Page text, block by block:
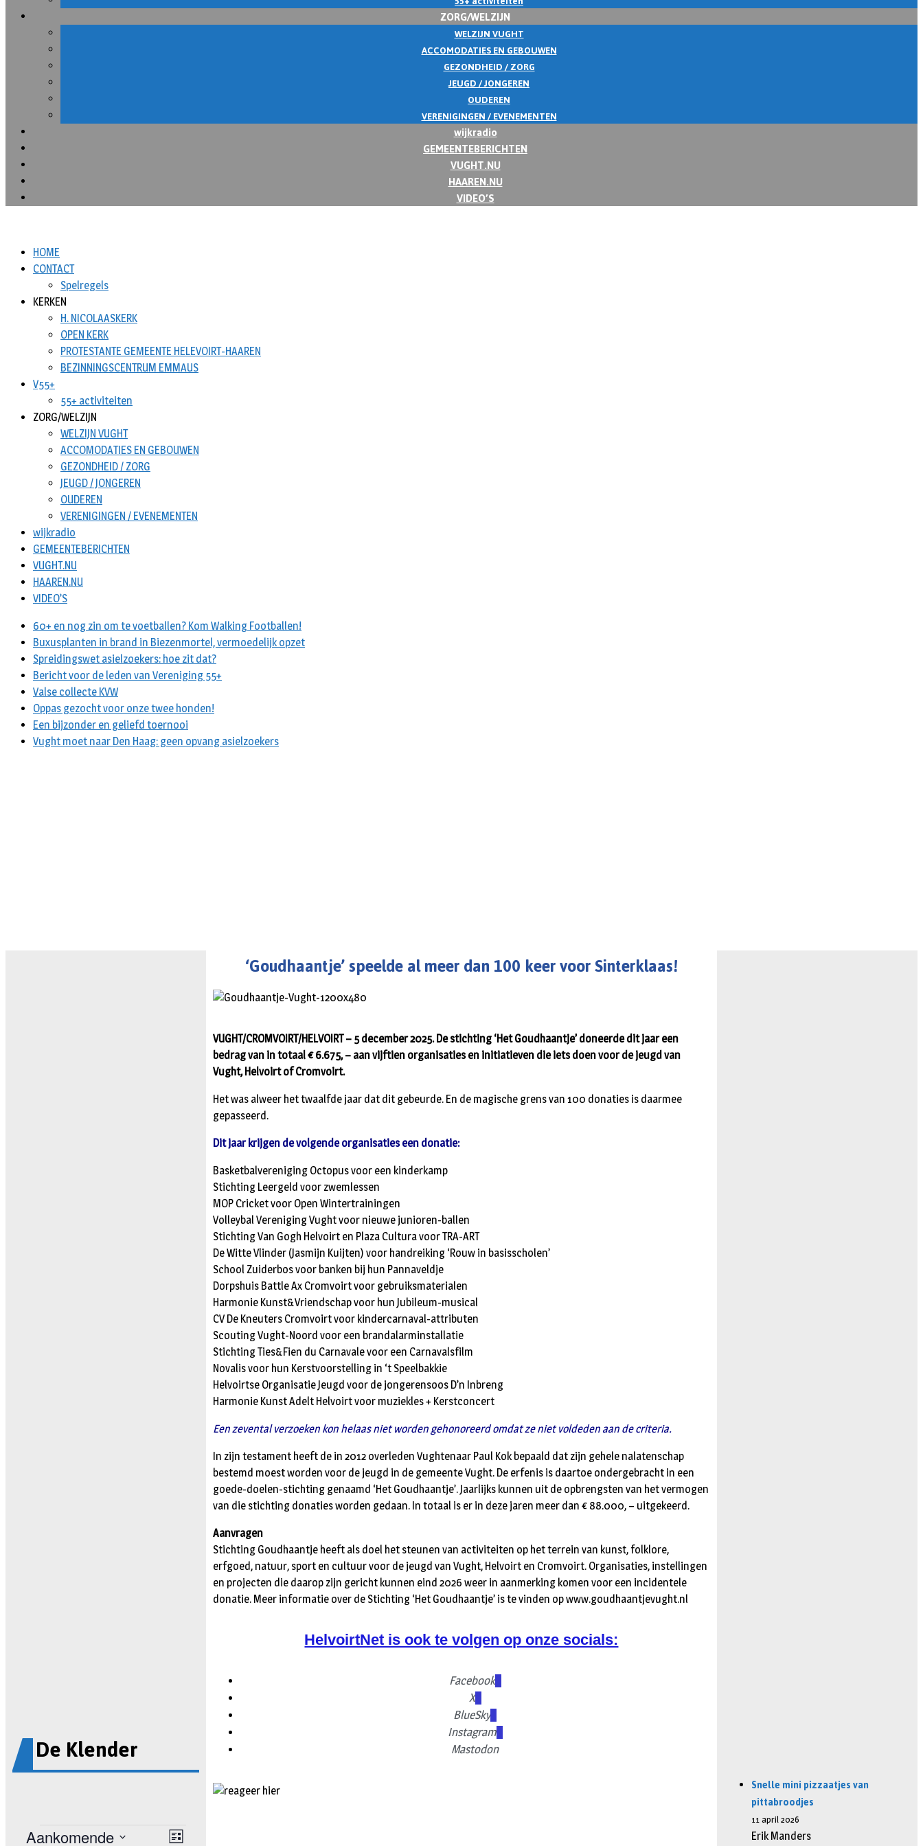
ZORG/WELZIJN
WELZIJN VUGHT
ACCOMODATIES EN GEBOUWEN
GEZONDHEID / ZORG
JEUGD / JONGEREN
OUDEREN
VERENIGINGEN / EVENEMENTEN
wijkradio
GEMEENTEBERICHTEN
VUGHT.NU
HAAREN.NU
VIDEO’S
HOME
CONTACT
Spelregels
KERKEN
H. NICOLAASKERK
OPEN KERK
PROTESTANTE GEMEENTE HELEVOIRT-HAAREN
BEZINNINGSCENTRUM EMMAUS
V55+
55+ activiteiten
ZORG/WELZIJN
WELZIJN VUGHT
ACCOMODATIES EN GEBOUWEN
GEZONDHEID / ZORG
JEUGD / JONGEREN
OUDEREN
VERENIGINGEN / EVENEMENTEN
wijkradio
GEMEENTEBERICHTEN
VUGHT.NU
HAAREN.NU
VIDEO’S
60+ en nog zin om te voetballen? Kom Walking Footballen!
Buxusplanten in brand in Biezenmortel, vermoedelijk opzet
Spreidingswet asielzoekers: hoe zit dat?
Bericht voor de leden van Vereniging 55+
Valse collecte KVW
Oppas gezocht voor onze twee honden!
Een bijzonder en geliefd toernooi
Vught moet naar Den Haag: geen opvang asielzoekers
De Klender
‘Goudhaantje’ speelde al meer dan 100 keer voor Sinterklaas!
VUGHT/CROMVOIRT/HELVOIRT – 5 december 2025. De stichting ‘Het Goudhaantje’ doneerde dit jaar een
bedrag van in totaal € 6.675, – aan vijftien organisaties en initiatieven die iets doen voor de jeugd van
Vught, Helvoirt of Cromvoirt.
Het was alweer het twaalfde jaar dat dit gebeurde. En de magische grens van 100 donaties is daarmee
gepasseerd.
Dit jaar krijgen de volgende organisaties een donatie:
Basketbalvereniging Octopus voor een kinderkamp
Stichting Leergeld voor zwemlessen
MOP Cricket voor Open Wintertrainingen
Volleybal Vereniging Vught voor nieuwe junioren-ballen
Stichting Van Gogh Helvoirt en Plaza Cultura voor TRA-ART
De Witte Vlinder (Jasmijn Kuijten) voor handreiking ‘Rouw in basisscholen’
School Zuiderbos voor banken bij hun Pannaveldje
Dorpshuis Battle Ax Cromvoirt voor gebruiksmaterialen
Harmonie Kunst&Vriendschap voor hun Jubileum-musical
CV De Kneuters Cromvoirt voor kindercarnaval-attributen
Scouting Vught-Noord voor een brandalarminstallatie
Stichting Ties&Fien du Carnavale voor een Carnavalsfilm
Novalis voor hun Kerstvoorstelling in ‘t Speelbakkie
Helvoirtse Organisatie Jeugd voor de jongerensoos D’n Inbreng
Harmonie Kunst Adelt Helvoirt voor muziekles + Kerstconcert
Een zevental verzoeken kon helaas niet worden gehonoreerd omdat ze niet voldeden aan de criteria.
In zijn testament heeft de in 2012 overleden Vughtenaar Paul Kok bepaald dat zijn gehele nalatenschap
bestemd moest worden voor de jeugd in de gemeente Vught. De erfenis is daartoe ondergebracht in een
goede-doelen-stichting genaamd ‘Het Goudhaantje’. Jaarlijks kunnen uit de opbrengsten van het vermogen
van die stichting donaties worden gedaan. In totaal is er in deze jaren meer dan € 88.000, – uitgekeerd.
Aanvragen
Stichting Goudhaantje heeft als doel het steunen van activiteiten op het terrein van kunst, folklore,
erfgoed, natuur, sport en cultuur voor de jeugd van Vught, Helvoirt en Cromvoirt. Organisaties, instellingen
en projecten die daarop zijn gericht kunnen eind 2026 weer in aanmerking komen voor een incidentele
donatie. Meer informatie over de Stichting ‘Het Goudhaantje’ is te vinden op www.goudhaantjevught.nl
HelvoirtNet is ook te volgen op onze socials:
Facebook
X
BlueSky
Instagram
Mastodon
Snelle mini pizzaatjes van
pittabroodjes
11 april 2026
Erik Manders